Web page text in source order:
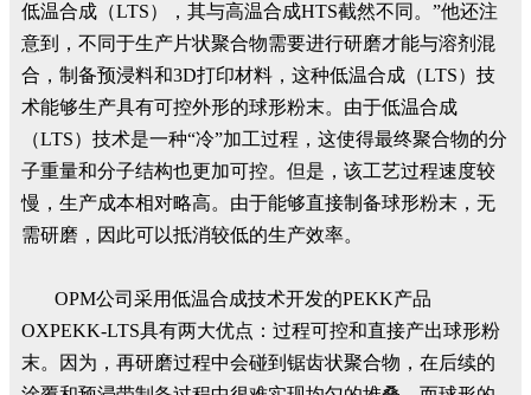
低温合成（LTS），其与高温合成HTS截然不同。”他还注
意到，不同于生产片状聚合物需要进行研磨才能与溶剂混
合，制备预浸料和3D打印材料，这种低温合成（LTS）技
术能够生产具有可控外形的球形粉末。由于低温合成
（LTS）技术是一种“冷”加工过程，这使得最终聚合物的分
子重量和分子结构也更加可控。但是，该工艺过程速度较
慢，生产成本相对略高。由于能够直接制备球形粉末，无
需研磨，因此可以抵消较低的生产效率。
OPM公司采用低温合成技术开发的PEKK产品
OXPEKK­-LTS具有两大优点：过程可控和直接产出球形粉
末。因为，再研磨过程中会碰到锯齿状聚合物，在后续的